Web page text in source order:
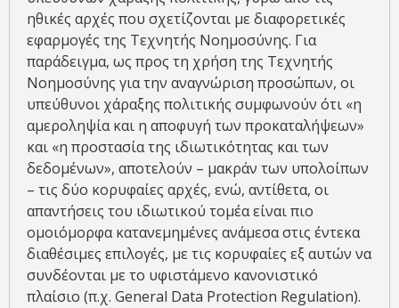
ηθικές αρχές που σχετίζονται με διαφορετικές
εφαρμογές της Τεχνητής Νοημοσύνης. Για
παράδειγμα, ως προς τη χρήση της Τεχνητής
Νοημοσύνης για την αναγνώριση προσώπων, οι
υπεύθυνοι χάραξης πολιτικής συμφωνούν ότι «η
αμεροληψία και η αποφυγή των προκαταλήψεων»
και «η προστασία της ιδιωτικότητας και των
δεδομένων», αποτελούν – μακράν των υπολοίπων
– τις δύο κορυφαίες αρχές, ενώ, αντίθετα, οι
απαντήσεις του ιδιωτικού τομέα είναι πιο
ομοιόμορφα κατανεμημένες ανάμεσα στις έντεκα
διαθέσιμες επιλογές, με τις κορυφαίες εξ αυτών να
συνδέονται με το υφιστάμενο κανονιστικό
πλαίσιο (π.χ. General Data Protection Regulation).